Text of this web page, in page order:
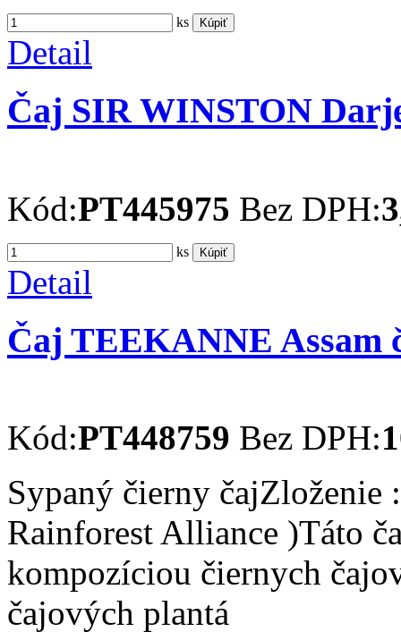
ks Kúpiť
Detail
Čaj SIR WINSTON
Kód:PT445975 Bez DPH:
ks Kúpiť
Detail
Čaj TEEKANNE Assam
Kód:PT448759 Bez DPH:
Sypaný čierny
Rainforest Alliance )Táto
kompozíciou čiernych
čajových plantá